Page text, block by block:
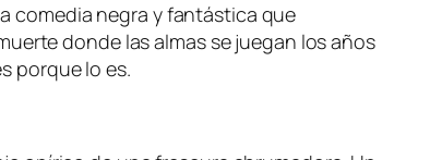
comedia negra y fantástica que
donde las almas se juegan los años
porque lo es.